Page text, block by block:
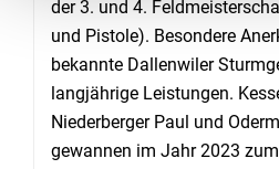
der 3. und 4.
und Pistole). Besondere
bekannte Dallenwiler
langjährige Leistungen.
Niederberger Paul und
gewannen im Jahr 2023